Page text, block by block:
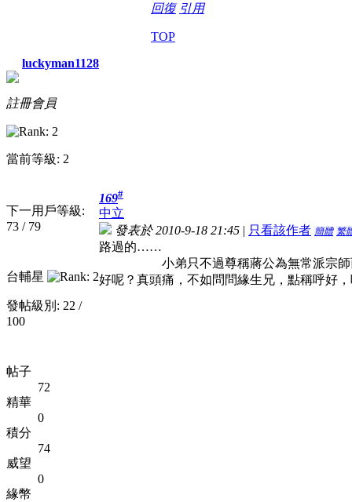
回復 引用
TOP
luckyman1128
註冊會員
當前等級: 2
下一用戶等級:
73 / 79
台輔星
發帖級別: 22 /
100
帖子
72
精華
0
積分
74
威望
0
緣幣
169#
中立
發表於 2010-9-18 21:45 | 只看該作者 簡體 繁
路過的……
小弟只不過尊稱蔣公為無常派宗師而已
好呢？真頭痛，不如問問緣生兄，點稱呼好